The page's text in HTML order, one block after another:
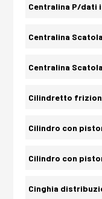
Centralina P/dati
Centralina
Centralina
Cilindretto
Cilindro con
Cilindro con
Cinghia